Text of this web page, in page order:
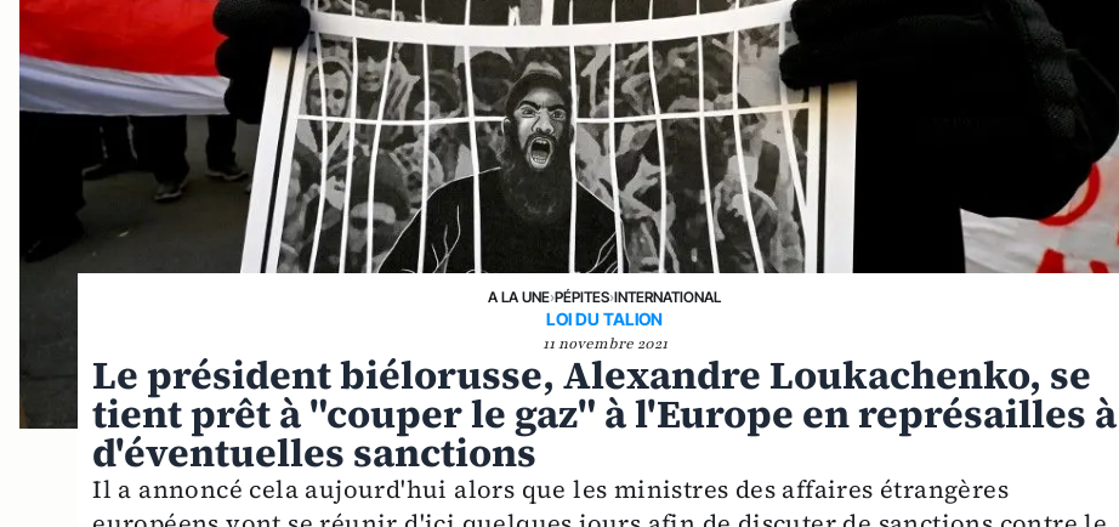
A LA UNE›PÉPITES›INTERNATIONAL
LOI DU TALION
11 novembre 2021
Le président biélorusse, Alexandre Loukachenko, se
tient prêt à "couper le gaz" à l'Europe en représailles à
d'éventuelles sanctions
Il a annoncé cela aujourd'hui alors que les ministres des affaires étrangères